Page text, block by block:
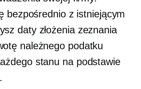
bezpośrednio z istniejącym
daty złożenia zeznania
należnego podatku
stanu na podstawie